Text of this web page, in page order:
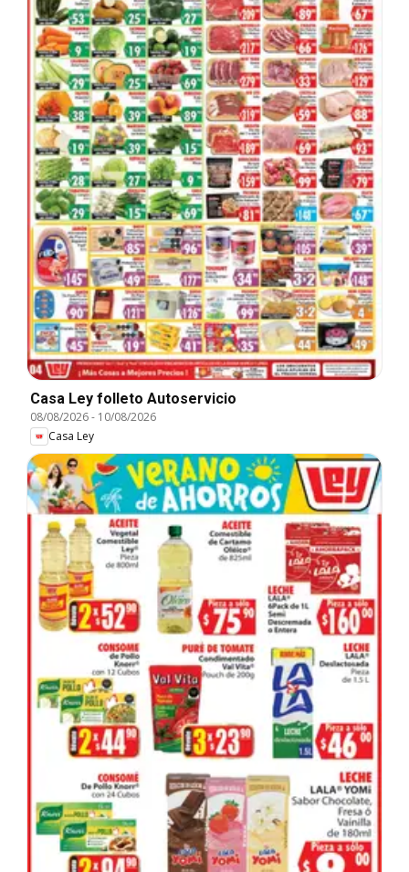
Casa Ley folleto Autoservicio
08/08/2026- 10/08/2026
Casa Ley